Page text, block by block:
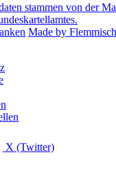
stammen von der
Made by
X (Twitter)